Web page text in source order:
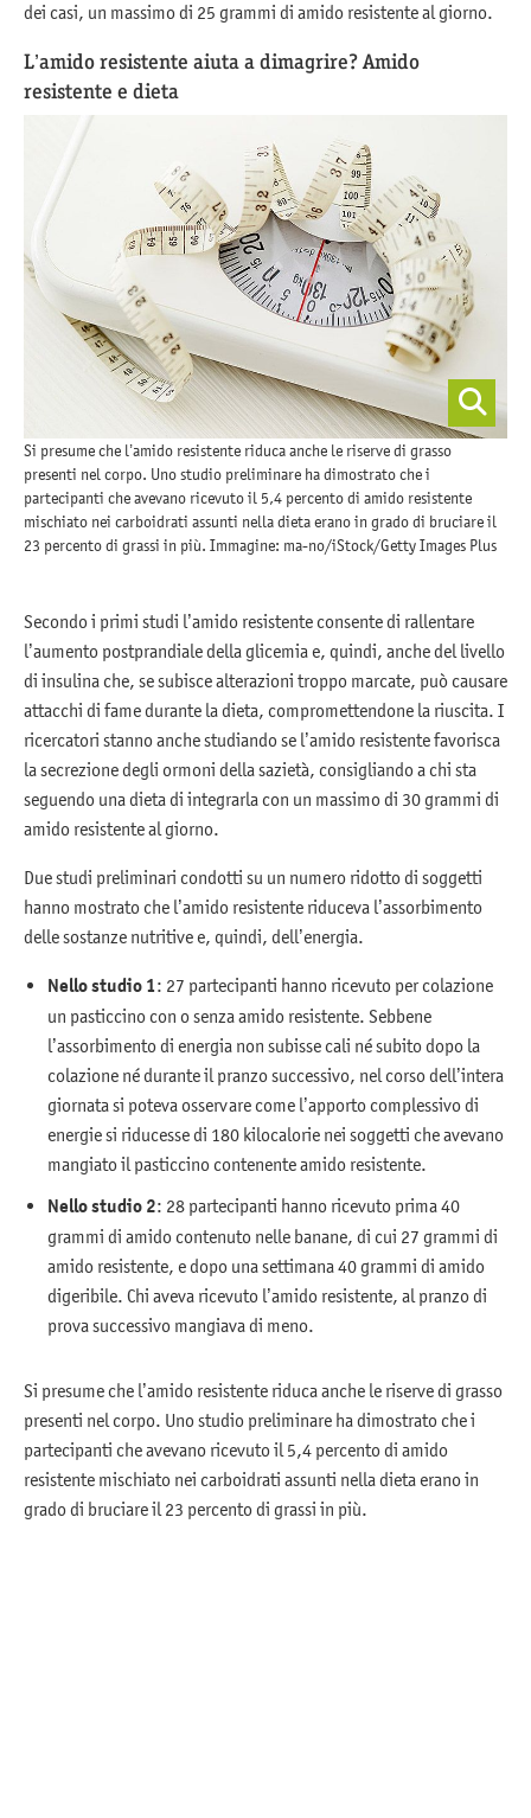
dei casi, un massimo di 25 grammi di amido resistente al giorno.
L’amido resistente aiuta a dimagrire? Amido
resistente e dieta
Si presume che l’amido resistente riduca anche le riserve di grasso
presenti nel corpo. Uno studio preliminare ha dimostrato che i
partecipanti che avevano ricevuto il 5,4 percento di amido resistente
mischiato nei carboidrati assunti nella dieta erano in grado di bruciare il
23 percento di grassi in più. Immagine: ma-no/iStock/Getty Images Plus
Secondo i primi studi l’amido resistente consente di rallentare
l’aumento postprandiale della glicemia e, quindi, anche del livello
di insulina che, se subisce alterazioni troppo marcate, può causare
attacchi di fame durante la dieta, compromettendone la riuscita. I
ricercatori stanno anche studiando se l’amido resistente favorisca
la secrezione degli ormoni della sazietà, consigliando a chi sta
seguendo una dieta di integrarla con un massimo di 30 grammi di
amido resistente al giorno.
Due studi preliminari condotti su un numero ridotto di soggetti
hanno mostrato che l’amido resistente riduceva l’assorbimento
delle sostanze nutritive e, quindi, dell’energia.
Nello studio 1: 27 partecipanti hanno ricevuto per colazione
un pasticcino con o senza amido resistente. Sebbene
l’assorbimento di energia non subisse cali né subito dopo la
colazione né durante il pranzo successivo, nel corso dell’intera
giornata si poteva osservare come l’apporto complessivo di
energie si riducesse di 180 kilocalorie nei soggetti che avevano
mangiato il pasticcino contenente amido resistente.
Nello studio 2: 28 partecipanti hanno ricevuto prima 40
grammi di amido contenuto nelle banane, di cui 27 grammi di
amido resistente, e dopo una settimana 40 grammi di amido
digeribile. Chi aveva ricevuto l’amido resistente, al pranzo di
prova successivo mangiava di meno.
Si presume che l’amido resistente riduca anche le riserve di grasso
presenti nel corpo. Uno studio preliminare ha dimostrato che i
partecipanti che avevano ricevuto il 5,4 percento di amido
resistente mischiato nei carboidrati assunti nella dieta erano in
grado di bruciare il 23 percento di grassi in più.